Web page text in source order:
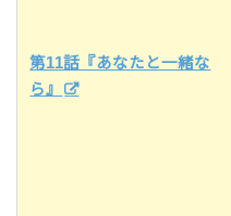
第11話『あなたと一緒な
ら』